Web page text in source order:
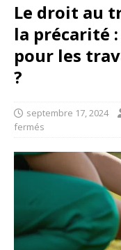
Le droit au
la précarité
pour les
?
septembre 17, 2024
fermés